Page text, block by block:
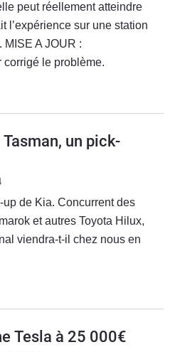
peut réellement atteindre
l’expérience sur une station
MISE A JOUR :
le problème.
un pick-
de Kia. Concurrent des
et autres Toyota Hilux,
viendra-t-il chez nous en
Tesla à 25 000€